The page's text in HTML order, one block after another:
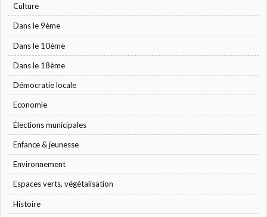
Culture
Dans le 9ème
Dans le 10ème
Dans le 18ème
Démocratie locale
Economie
Élections municipales
Enfance & jeunesse
Environnement
Espaces verts, végétalisation
Histoire